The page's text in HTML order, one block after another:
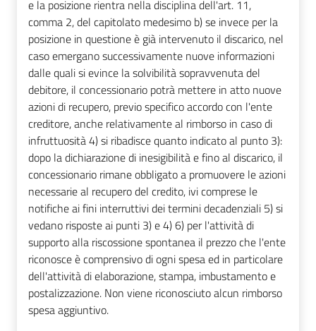
e la posizione rientra nella disciplina dell'art. 11,
comma 2, del capitolato medesimo b) se invece per la
posizione in questione è già intervenuto il discarico, nel
caso emergano successivamente nuove informazioni
dalle quali si evince la solvibilità sopravvenuta del
debitore, il concessionario potrà mettere in atto nuove
azioni di recupero, previo specifico accordo con l'ente
creditore, anche relativamente al rimborso in caso di
infruttuosità 4) si ribadisce quanto indicato al punto 3):
dopo la dichiarazione di inesigibilità e fino al discarico, il
concessionario rimane obbligato a promuovere le azioni
necessarie al recupero del credito, ivi comprese le
notifiche ai fini interruttivi dei termini decadenziali 5) si
vedano risposte ai punti 3) e 4) 6) per l'attività di
supporto alla riscossione spontanea il prezzo che l'ente
riconosce è comprensivo di ogni spesa ed in particolare
dell'attività di elaborazione, stampa, imbustamento e
postalizzazione. Non viene riconosciuto alcun rimborso
spesa aggiuntivo.